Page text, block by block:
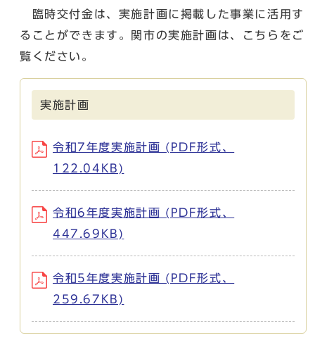
臨時交付金は、実施計画に掲載した事業に活用す
ることができます。関市の実施計画は、こちらをご
覧ください。
実施計画
令和7年度実施計画 (PDF形式、
122.04KB)
令和6年度実施計画 (PDF形式、
447.69KB)
令和5年度実施計画 (PDF形式、
259.67KB)